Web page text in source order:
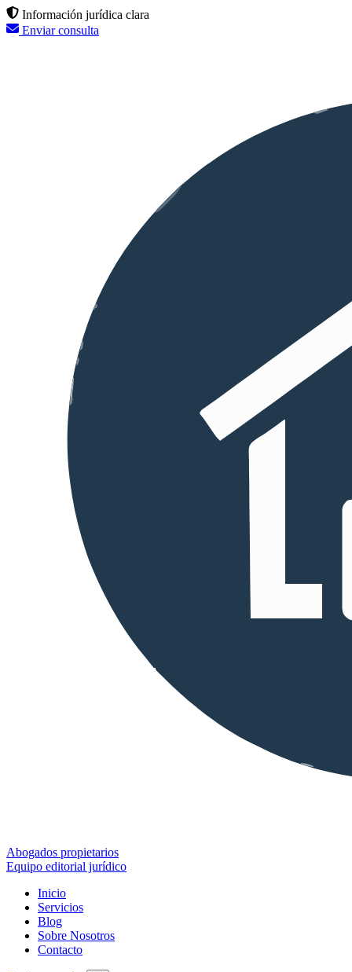
Información jurídica clara
Enviar consulta
Abogados propietarios
Equipo editorial jurídico
Inicio
Servicios
Blog
Sobre Nosotros
Contacto